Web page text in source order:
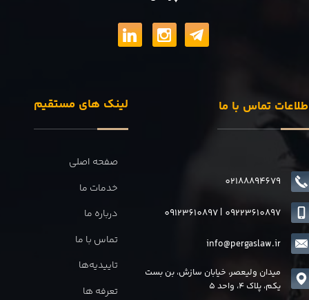
لینک های مستقیم
صفحه اصلی
خدمات ما
درباره ما
تماس با ما
تاییدیه‌ها
تعرفه ها
تماس با ما
02188894679
info@pergaslaw.ir
09123610897| 09223610897
میدان ولیعصر، خیابان سازش، بن بست
یکم، پلاک 4، واحد 5